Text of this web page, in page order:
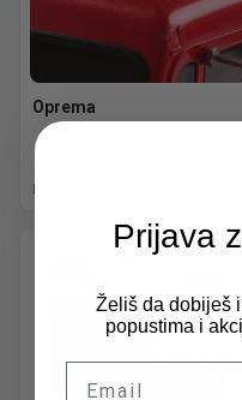
Oprema
Pogledaj ponudu
Prijava
Želiš da dobiješ
popustima i